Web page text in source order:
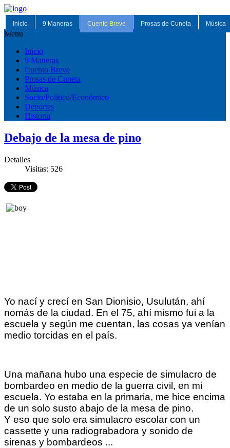
Inicio 9 Maneras Cuento Breve Prosas de Cuneta Música
Menu
Inicio
9 Maneras
Cuento Breve
Prosas de Cuneta
Música
Socio/Político/Económico
Deportes
Historia
Debajo de la mesa de pino
Detalles
Visitas: 526
Yo nací y crecí en San Dionisio, Usulután, ahí
nomás de la ciudad. En el 75, ahí mismo fui a la
escuela y según me cuentan, las cosas ya venían
medio torcidas en el país.
Una mañana hubo una especie de simulacro de
bombardeo en medio de la guerra civil, en mi
escuela. Yo estaba en la primaria, me hice encima
de un solo susto abajo de la mesa de pino.
Y eso que solo era simulacro escolar con un
cassette y una radiograbadora y sonido de
sirenas y bombardeos ...